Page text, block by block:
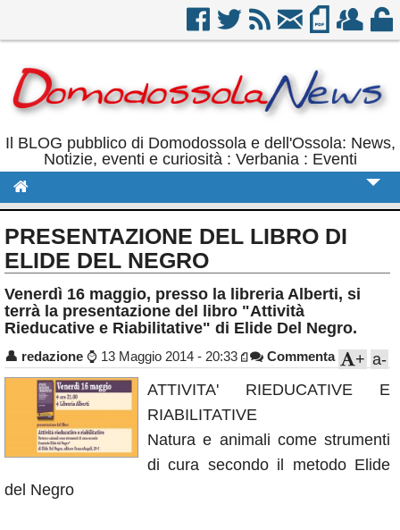
Il BLOG pubblico di Domodossola e dell'Ossola: News,
Notizie, eventi e curiosità : Verbania : Eventi
Politica
Sport
Eventi
Rubriche
Calendario
Annunci
PRESENTAZIONE DEL LIBRO DI
ELIDE DEL NEGRO
Venerdì 16 maggio, presso la libreria Alberti, si
terrà la presentazione del libro "Attività
Rieducative e Riabilitative" di Elide Del Negro.
👤 redazione ⌚ 13 Maggio 2014 - 20:33 Commenta a-
+
ATTIVITA' RIEDUCATIVE E
RIABILITATIVE
Natura e animali come strumenti
di cura secondo il metodo Elide
del Negro